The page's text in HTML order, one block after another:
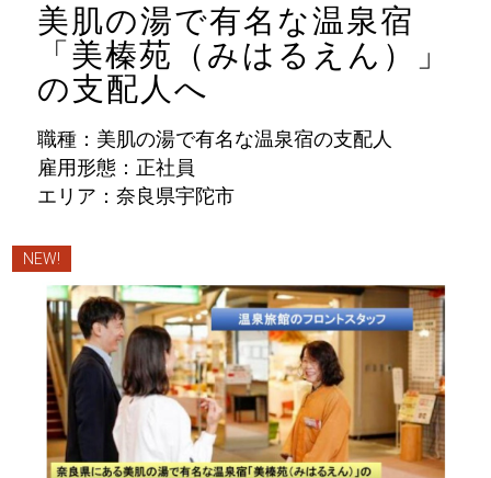
美肌の湯で有名な温泉宿
「美榛苑（みはるえん）」
の支配人へ
職種：美肌の湯で有名な温泉宿の支配人
雇用形態：正社員
エリア：奈良県宇陀市
NEW!